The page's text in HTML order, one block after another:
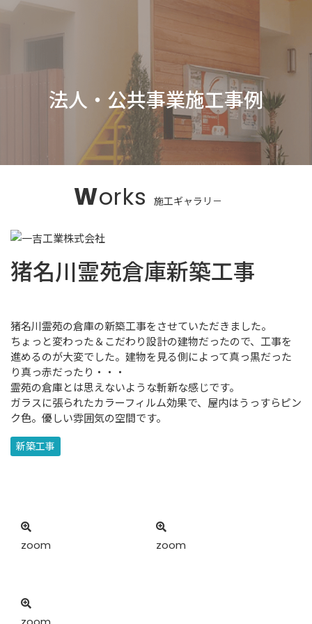
法人・公共事業施工事例
Works
猪名川霊苑倉庫新築工事
猪名川霊苑の倉庫の新築工事をさせていただきました。
ちょっと変わった＆こだわり設計の建物だったので、工事を
進めるのが大変でした。建物を見る側によって真っ黒だった
り真っ赤だったり・・・
霊苑の倉庫とは思えないような斬新な感じです。
ガラスに張られたカラーフィルム効果で、屋内はうっすらピン
ク色。優しい雰囲気の空間です。
新築工事
zoom zoom